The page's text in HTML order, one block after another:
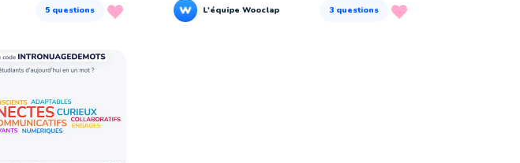
5 questions L'équipe Wooclap 3 questions